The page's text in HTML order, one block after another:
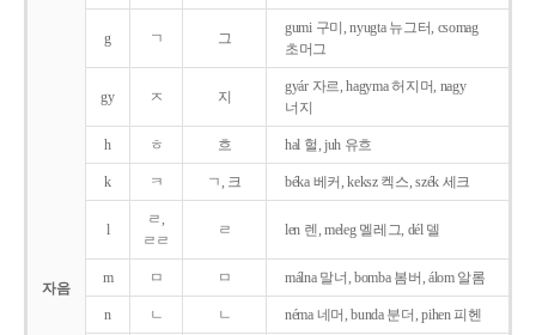
자음
g ㄱ 그
gumi 구미, nyugta 뉴그터, csomag
초머그
gy ㅈ 지
gyár 자르, hagyma 허지머, nagy
너지
h ㅎ 흐 hal 헐, juh 유흐
k ㅋ ㄱ, 크 béka 베커, keksz 켁스, szék 세크
l
ㄹ,
ㄹㄹ
ㄹ len 렌, meleg 멜레그, dél 델
m ㅁ ㅁ málna 말너, bomba 봄버, álom 알롬
n ㄴ ㄴ néma 네머, bunda 분더, pihen 피헨